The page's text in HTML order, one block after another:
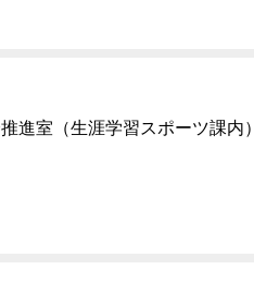
進室（生涯学習スポーツ課内）